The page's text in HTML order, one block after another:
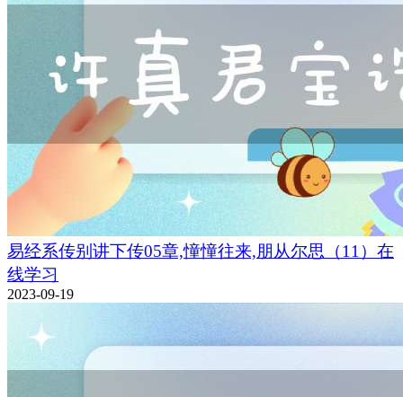
易经系传别讲下传05章,憧憧往来,朋从尔思（11）在
线学习
2023-09-19